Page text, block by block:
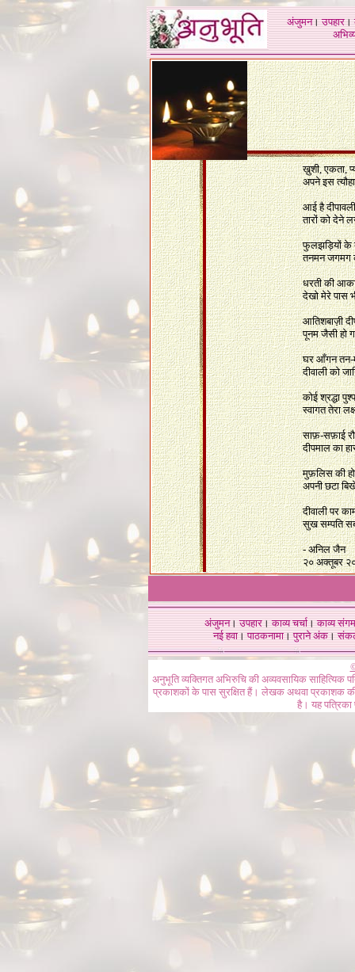
अंजुमन।उपहार।
ख़ुशी, एकता,
अपने इस
आई है
तारों को देने
फुलझड़ियों के
तनमन जगमग
धरती की
देखो मेरे पास
आतिशबाज़ी
पूनम जैसी हो
घर आँगन
दीवाली को
कोई श्रद्धा
स्वागत तेरा
साफ़-सफ़ाई
दीपमाल का
मुफ़लिस की हो
अपनी छटा
दीवाली पर
सुख सम्पति
- अनिल जैन
२० अक्तूबर
अंजुमन।उपहार।काव्य चर्चा।काव्य संगम
नई हवा। पाठकनामा। पुराने अंक।
अनुभूति व्यक्तिगत अभिरुचि की अव्यवसायिक
प्रकाशकों के पास सुरक्षित हैं। लेखक अथवा प्रकाशक की
है। यह पत्रिका